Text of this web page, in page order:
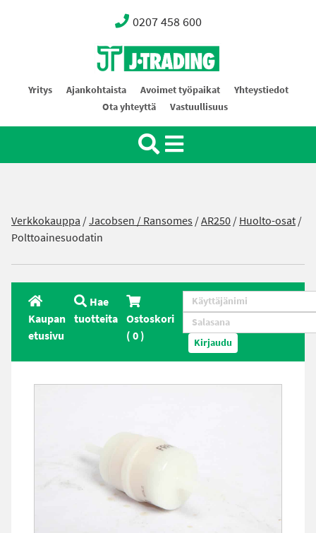
0207 458 600
Oy J-Trading Ab
Yritys Ajankohtaista Avoimet työpaikat
Yhteystiedot
Ota yhteyttä
Vastuullisuus
Verkkokauppa /Jacobsen / Ransomes /AR250/Huolto-osat/
Polttoainesuodatin
Kaupan
etusivu
Hae
tuotteita Ostoskori
(0) Kirjaudu